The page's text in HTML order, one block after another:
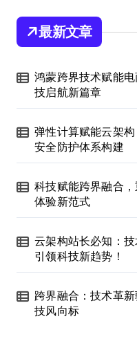
最新文章
鸿蒙跨界技术赋能
技启航新篇章
弹性计算赋能云架
安全防护体系构建
科技赋能跨界融合
体验新范式
云架构站长必知：技
引领科技新趋势！
跨界融合：技术革
技风向标